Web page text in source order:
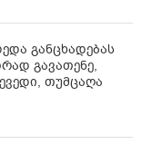
განცხადებას
გავათენე,
თუმცაღა